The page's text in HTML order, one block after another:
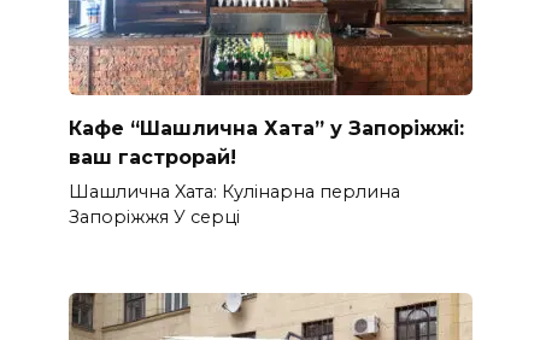
Кафе “Шашлична Хата” у Запоріжжі:
ваш гастрорай!
Шашлична Xата: Кулінарна перлина
Запоріжжя У серці